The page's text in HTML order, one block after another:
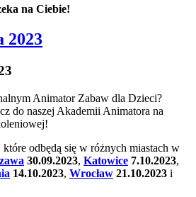
na Ciebie!
2023
Animator Zabaw dla Dzieci?
do naszej Akademii Animatora na
odbędą się w różnych miastach w
30.09.2023, Katowice 7.10.2023,
14.10.2023, Wrocław 21.10.2023 i